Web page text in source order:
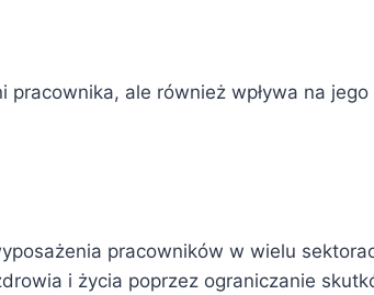
ale również wpływa na
pracowników w wielu
i życia poprzez ograniczanie